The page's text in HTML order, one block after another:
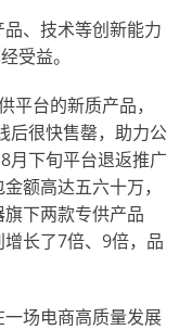
、技术等创新能力
受益。
平台的新质产品，
后很快售罄，助力公
月下旬平台退返推广
额高达五六十万，
下两款专供产品
长了7倍、9倍，品
场电商高质量发展